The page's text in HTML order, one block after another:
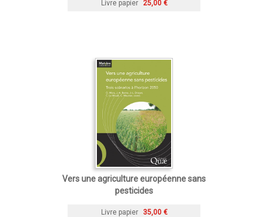
Livre papier 25,00 €
Vers une agriculture européenne sans
pesticides
Livre papier 35,00 €